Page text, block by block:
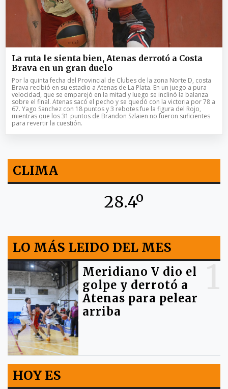
La ruta le sienta bien, Atenas derrotó a Costa
Brava en un gran duelo
Por la quinta fecha del Provincial de Clubes de la zona Norte D, costa
Brava recibió en su estadio a Atenas de La Plata. En un juego a pura
velocidad, que se emparejó en la mitad y luego se inclinó la balanza
sobre el final. Atenas sacó el pecho y se quedó con la victoria por 78 a
67. Yago Sanchez con 18 puntos y 3 rebotes fue la figura del Rojo,
mientras que los 31 puntos de Brandon Szlaien no fueron suficientes
para revertir la cuestión.
CLIMA
28.4º
LO MÁS LEIDO DEL MES
Meridiano V dio el
golpe y derrotó a
Atenas para pelear
arriba
HOY ES